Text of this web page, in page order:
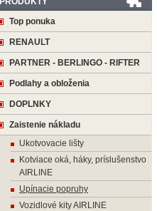
Top ponuka
RENAULT
PARTNER - BERLINGO - RIFTER
Podlahy a obloženia
DOPLNKY
Zaistenie nákladu
Ukotvovacie lišty
Kotviace oká, háky, príslušenstvo
AIRLINE
Upínacie popruhy
Vozidlové kity AIRLINE